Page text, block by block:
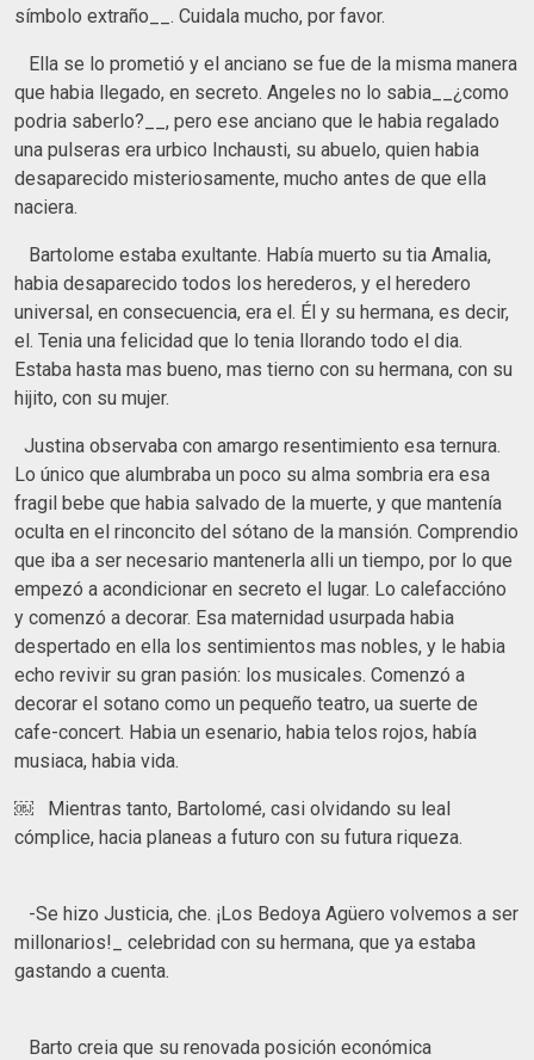
símbolo extraño__. Cuidala mucho, por favor.
Ella se lo prometió y el anciano se fue de la misma manera
que habia llegado, en secreto. Angeles no lo sabia__¿como
podria saberlo?__, pero ese anciano que le habia regalado
una pulseras era urbico Inchausti, su abuelo, quien habia
desaparecido misteriosamente, mucho antes de que ella
naciera.
Bartolome estaba exultante. Había muerto su tia Amalia,
habia desaparecido todos los herederos, y el heredero
universal, en consecuencia, era el. Él y su hermana, es decir,
el. Tenia una felicidad que lo tenia llorando todo el dia.
Estaba hasta mas bueno, mas tierno con su hermana, con su
hijito, con su mujer.
Justina observaba con amargo resentimiento esa ternura.
Lo único que alumbraba un poco su alma sombria era esa
fragil bebe que habia salvado de la muerte, y que mantenía
oculta en el rinconcito del sótano de la mansión. Comprendio
que iba a ser necesario mantenerla alli un tiempo, por lo que
empezó a acondicionar en secreto el lugar. Lo calefaccióno
y comenzó a decorar. Esa maternidad usurpada habia
despertado en ella los sentimientos mas nobles, y le habia
echo revivir su gran pasión: los musicales. Comenzó a
decorar el sotano como un pequeño teatro, ua suerte de
cafe-concert. Habia un esenario, habia telos rojos, había
musiaca, habia vida.
￼ Mientras tanto, Bartolomé, casi olvidando su leal
cómplice, hacia planeas a futuro con su futura riqueza.
-Se hizo Justicia, che. ¡Los Bedoya Agüero volvemos a ser
millonarios!_ celebridad con su hermana, que ya estaba
gastando a cuenta.
Barto creia que su renovada posición económica